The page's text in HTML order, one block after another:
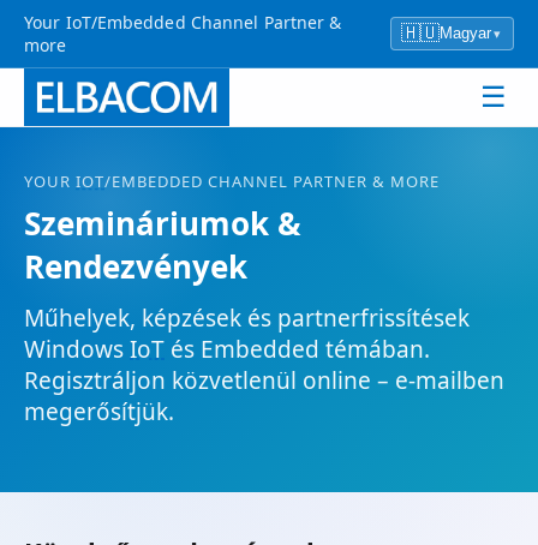
Your IoT/Embedded Channel Partner &
more
🇭🇺Magyar▾
☰
YOUR IOT/EMBEDDED CHANNEL PARTNER & MORE
Szemináriumok &
Rendezvények
Műhelyek, képzések és partnerfrissítések
WindowsIoT és Embedded témában.
Regisztráljon közvetlenül online – e-mailben
megerősítjük.